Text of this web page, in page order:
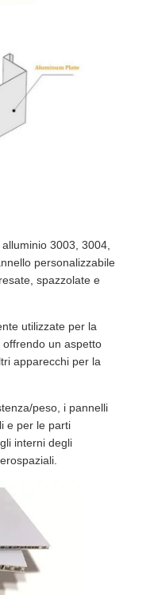
3003, 3004,
personalizzabile
spazzolate e
utilizzate per la
un aspetto
apparecchi per la
peso, i pannelli
e per le parti
interni degli